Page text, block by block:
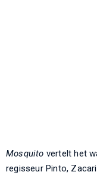
Mosquito vertelt het
regisseur Pinto,